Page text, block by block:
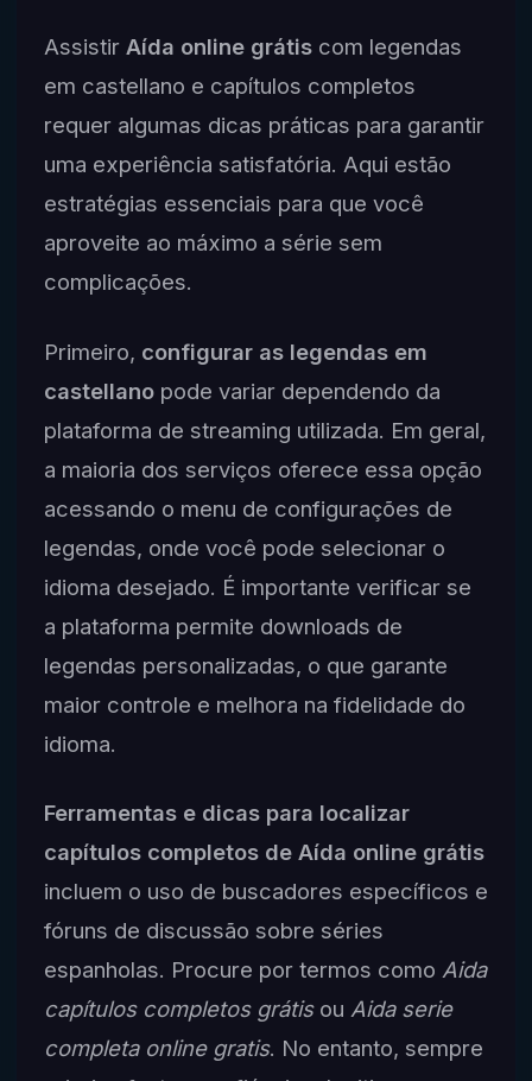
Assistir Aída online grátiscom legendas
em castellano e capítulos completos
requer algumas dicas práticas para garantir
uma experiência satisfatória. Aqui estão
estratégias essenciais para que você
aproveite ao máximo a série sem
complicações.
Primeiro, configurar as legendas em
castellanopode variar dependendo da
plataforma de streaming utilizada. Em geral,
a maioria dos serviços oferece essa opção
acessando o menu de configurações de
legendas, onde você pode selecionar o
idioma desejado. É importante verificar se
a plataforma permite downloads de
legendas personalizadas, o que garante
maior controle e melhora na fidelidade do
idioma.
Ferramentas e dicas para localizar
capítulos completos de Aída online grátis
incluem o uso de buscadores específicos e
fóruns de discussão sobre séries
espanholas. Procure por termos como Aida
capítulos completos grátisou Aida serie
completa online gratis. No entanto, sempre